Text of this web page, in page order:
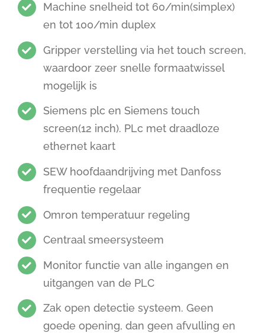
Machine snelheid tot 60/min(simplex)
en tot 100/min duplex
Gripper verstelling via het touch screen,
waardoor zeer snelle formaatwissel
mogelijk is
Siemens plc en Siemens touch
screen(12 inch). PLc met draadloze
ethernet kaart
SEW hoofdaandrijving met Danfoss
frequentie regelaar
Omron temperatuur regeling
Centraal smeersysteem
Monitor functie van alle ingangen en
uitgangen van de PLC
Zak open detectie systeem. Geen
goede opening, dan geen afvulling en